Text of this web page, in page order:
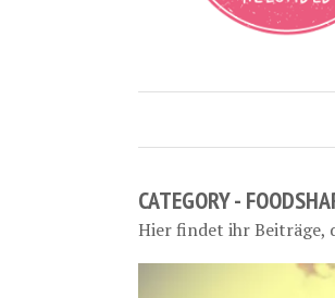
CATEGORY -
Hier findet ihr Beiträge,